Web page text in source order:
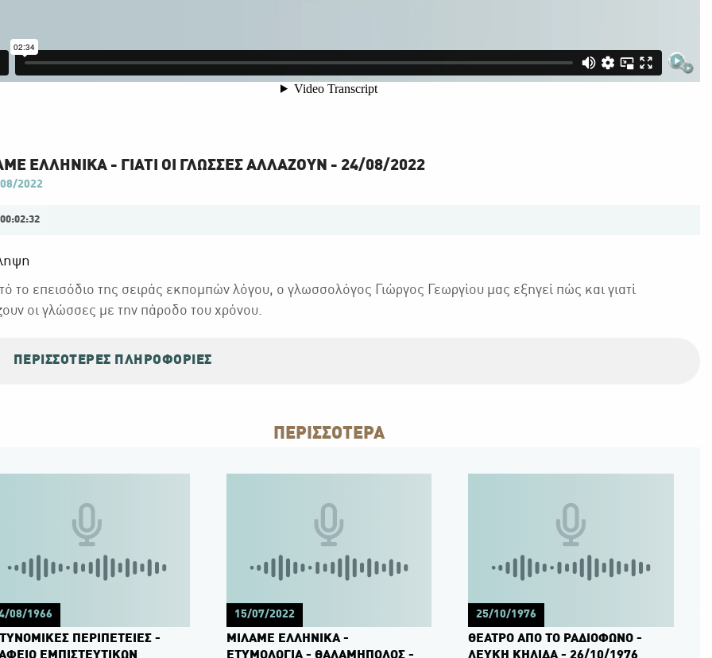
ΕΛΛΗΝΙΚΑ - ΓΙΑΤΙ ΟΙ ΓΛΩΣΣΕΣ ΑΛΛΑΖΟΥΝ - 24/08/2022
2022
00:02:32
το επεισόδιο της σειράς εκπομπών λόγου, ο γλωσσολόγος Γιώργος Γεωργίου μας εξηγεί πώς και γιατί
οι γλώσσες με την πάροδο του χρόνου.
ΠΕΡΙΣΣΌΤΕΡΕΣ ΠΛΗΡΟΦΟΡΊΕΣ
ΠΕΡΙΣΣΟΤΕΡΑ
08/1966
ΠΕΡΙΠΕΤΕΙΕΣ -
ΕΜΠΙΣΤΕΥΤΙΚΩΝ
15/07/2022
ΜΙΛΑΜΕ ΕΛΛΗΝΙΚΑ -
ΕΤΥΜΟΛΟΓΙΑ - ΘΑΛΑΜΗΠΟΛΟΣ -
25/10/1976
ΘΕΑΤΡΟ ΑΠΟ ΤΟ ΡΑΔΙΟΦΩΝΟ -
ΛΕΥΚΗ ΚΗΛΙΔΑ - 26/10/1976